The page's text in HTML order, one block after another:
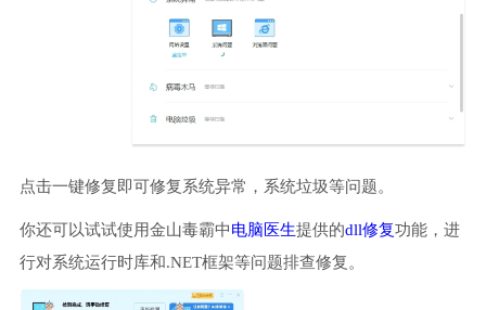
点击一键修复即可修复系统异常，系统垃圾等问题。
你还可以试试使用金山毒霸中电脑医生提供的dll修复功能，进
行对系统运行时库和.NET框架等问题排查修复。